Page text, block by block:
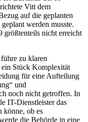
Vitt dem
auf die geplanten
werden musste.
größtenteils nicht erreicht
zu klaren
Stück Komplexität
für eine Aufteilung
und
noch nicht getroffen. In
IT-Dienstleister das
könne, ob es
die Behörde in eine